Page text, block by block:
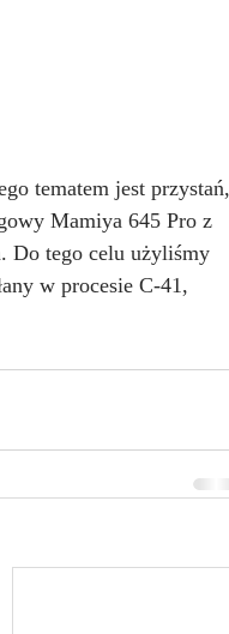
tematem jest przystań,
Mamiya 645 Pro z
Do tego celu użyliśmy
w procesie C-41,